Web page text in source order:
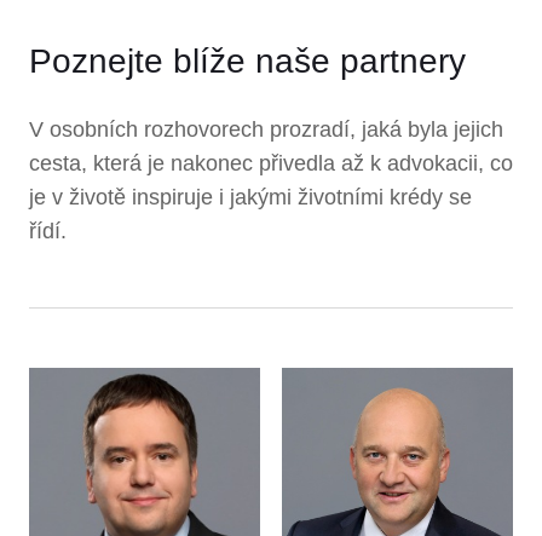
Poznejte blíže naše partnery
V osobních rozhovorech prozradí, jaká byla jejich
cesta, která je nakonec přivedla až k advokacii, co
je v životě inspiruje i jakými životními krédy se
řídí.